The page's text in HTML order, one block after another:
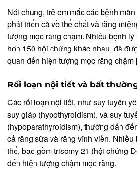
Nói chung, trẻ em mắc các bệnh
phát triển cả về thể chất và răng
tượng mọc răng chậm. Nhiều bệnh lý
hơn 150 hội chứng khác nhau, đã
quan đến hiện tượng mọc răng chậm
Rối loạn nội tiết và bất
Các rối loạn nội tiết, như suy tuyến
suy giáp (hypothyroidism), và suy
(hypoparathyroidism), thường dẫn
cả răng sữa và răng vĩnh viễn.
thể, bao gồm trisomy 21 (hội chứng
đến hiện tượng chậm mọc răng.